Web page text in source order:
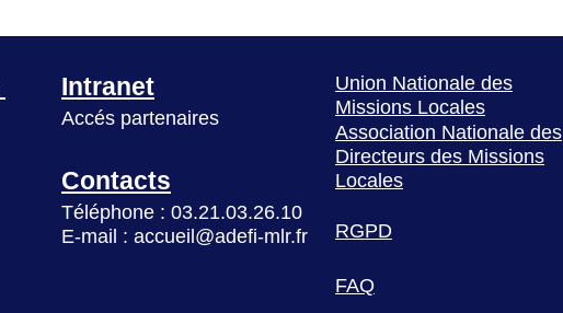
Intranet
Accés partenaires
Contacts
Téléphone : 03.21.03.26.10
E-mail : accueil@adefi-mlr.fr
Union Nationale des
Missions Locales
Association Nationale des
Directeurs des Missions
Locales
RGPD
FAQ